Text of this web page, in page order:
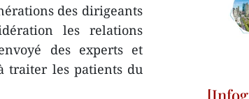
des dirigeants
les relations
des experts et
traiter les patients du